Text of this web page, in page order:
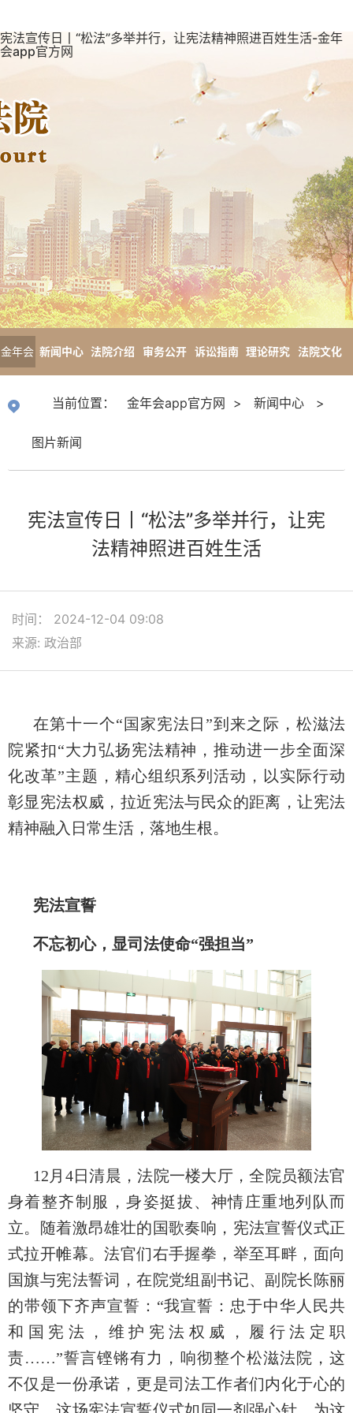
宪法宣传日丨“松法”多举并行，让宪法精神照进百姓生活-金年
会app官方网
金年会
方网
新闻中心 法院介绍 审务公开 诉讼指南 理论研究 法院文化
当前位置： 金年会app官方网 > 新闻中心 >
图片新闻
宪法宣传日丨“松法”多举并行，让宪
法精神照进百姓生活
时间： 2024-12-04 09:08
来源: 政治部
在第十一个“国家宪法日”到来之际，松滋法
院紧扣“大力弘扬宪法精神，推动进一步全面深
化改革”主题，精心组织系列活动，以实际行动
彰显宪法权威，拉近宪法与民众的距离，让宪法
精神融入日常生活，落地生根。
宪法宣誓
不忘初心，显司法使命“强担当”
12月4日清晨，法院一楼大厅，全院员额法官
身着整齐制服，身姿挺拔、神情庄重地列队而
立。随着激昂雄壮的国歌奏响，宪法宣誓仪式正
式拉开帷幕。法官们右手握拳，举至耳畔，面向
国旗与宪法誓词，在院党组副书记、副院长陈丽
的带领下齐声宣誓：“我宣誓：忠于中华人民共
和国宪法，维护宪法权威，履行法定职
责……”誓言铿锵有力，响彻整个松滋法院，这
不仅是一份承诺，更是司法工作者们内化于心的